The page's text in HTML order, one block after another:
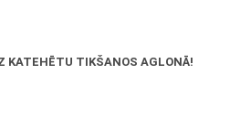
KATEHĒTU TIKŠANOS AGLONĀ!